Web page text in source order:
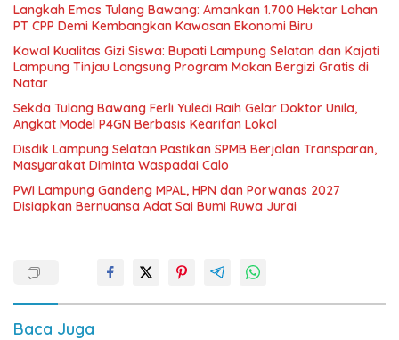
Langkah Emas Tulang Bawang: Amankan 1.700 Hektar Lahan
PT CPP Demi Kembangkan Kawasan Ekonomi Biru
Kawal Kualitas Gizi Siswa: Bupati Lampung Selatan dan Kajati
Lampung Tinjau Langsung Program Makan Bergizi Gratis di
Natar
Sekda Tulang Bawang Ferli Yuledi Raih Gelar Doktor Unila,
Angkat Model P4GN Berbasis Kearifan Lokal
Disdik Lampung Selatan Pastikan SPMB Berjalan Transparan,
Masyarakat Diminta Waspadai Calo
PWI Lampung Gandeng MPAL, HPN dan Porwanas 2027
Disiapkan Bernuansa Adat Sai Bumi Ruwa Jurai
Baca Juga